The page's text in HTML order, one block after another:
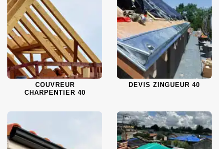
COUVREUR
CHARPENTIER 40
DEVIS ZINGUEUR 40